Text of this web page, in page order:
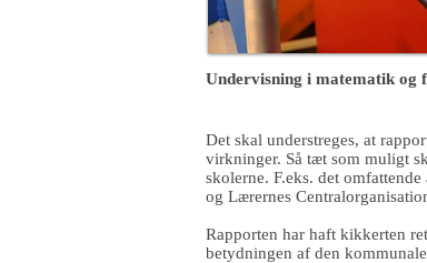
Undervisning i matematik og
Det skal understreges, at
virkninger. Så tæt som muligt
skolerne. F.eks. det
og Lærernes
Rapporten har haft kikkerten
betydningen af den